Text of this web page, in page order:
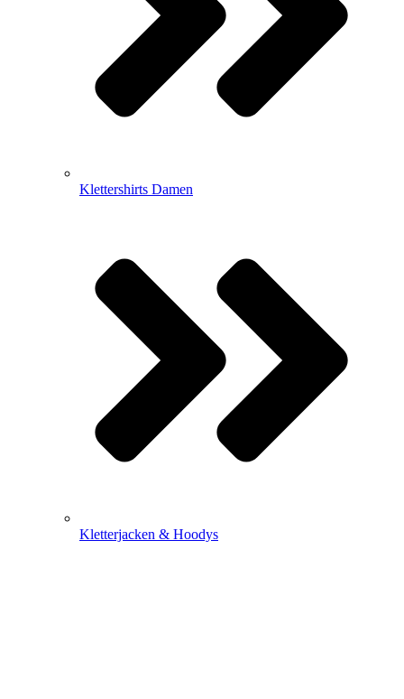
Klettershirts Damen
Kletterjacken & Hoodys